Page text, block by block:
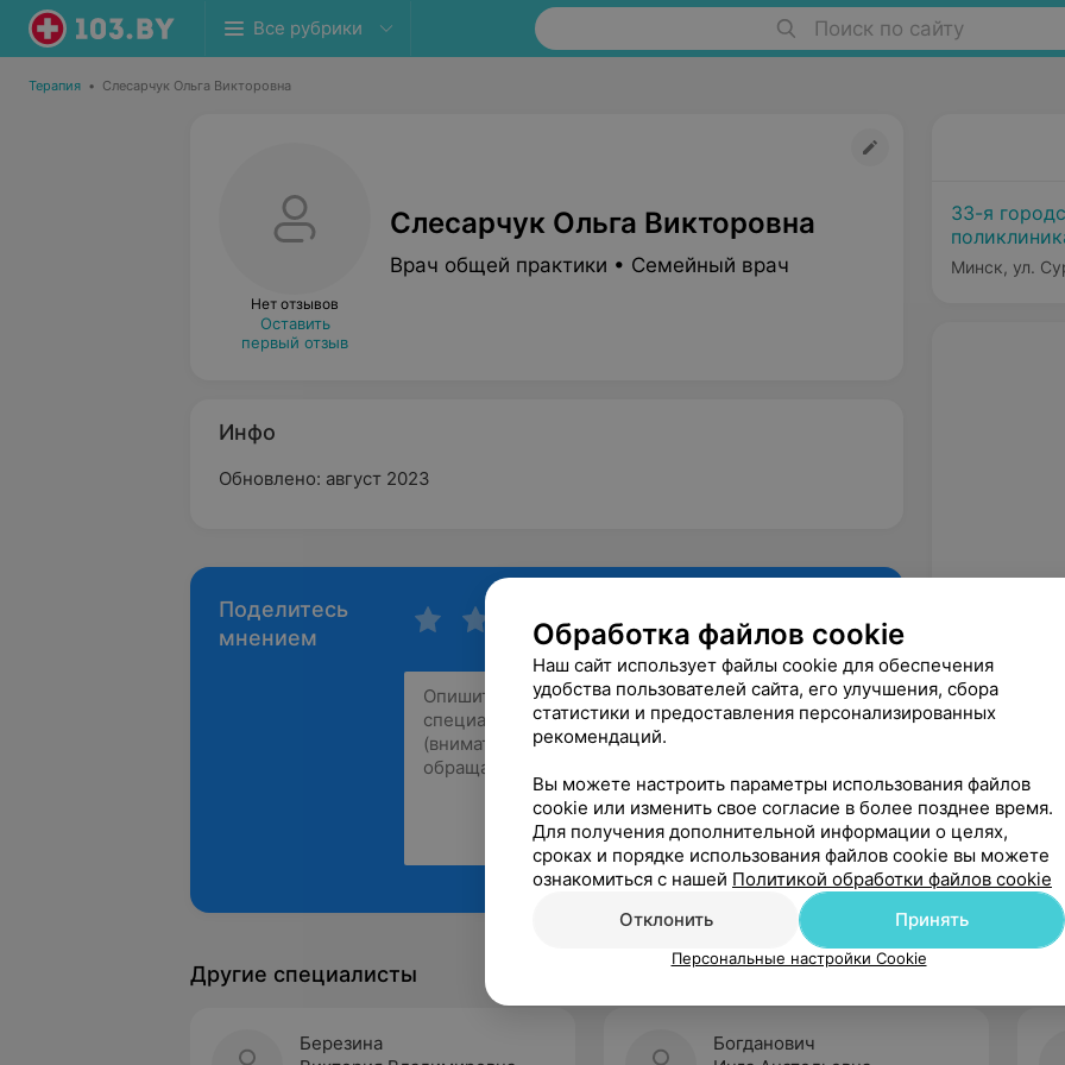
Все рубрики Поиск по сайту
Терапия • Слесарчук Ольга Викторовна
Нет отзывов
Оставить
первый отзыв
Слесарчук Ольга Викторовна
Врач общей практики • Семейный врач
Инфо
Обновлено: август 2023
Поделитесь
мнением
Рекомендую
33-я
Минск, ул.
Другие специалисты
Березина
Богданович
Обработка файлов cookie
Наш сайт использует файлы cookie для обеспечения
удобства пользователей сайта, его улучшения, сбора
статистики и предоставления персонализированных
рекомендаций.
Вы можете настроить параметры использования файлов
cookie или изменить свое согласие в более позднее время.
Для получения дополнительной информации о целях,
сроках и порядке использования файлов cookie вы можете
ознакомиться с нашей Политикой обработки файлов cookie
Отклонить
Принять
Персональные настройки Cookie